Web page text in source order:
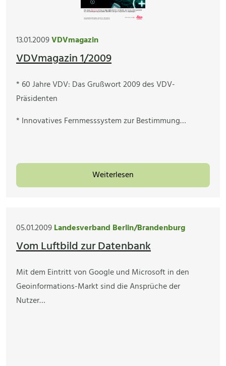
13.01.2009VDVmagazin
VDVmagazin 1/2009
* 60 Jahre VDV: Das Grußwort 2009 des VDV-
Präsidenten
* Innovatives Fernmesssystem zur Bestimmung…
Weiterlesen
05.01.2009Landesverband Berlin/Brandenburg
Vom Luftbild zur Datenbank
Mit dem Eintritt von Google und Microsoft in den
Geoinformations-Markt sind die Ansprüche der
Nutzer…